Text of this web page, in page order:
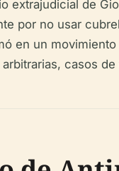
extrajudicial de
por no usar
en un
casos